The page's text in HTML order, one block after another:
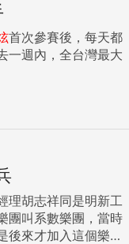
首次參賽後，每天都
一週內，全台灣最大
理胡志祥同是明新工
團叫系數樂團，當時
後來才加入這個樂